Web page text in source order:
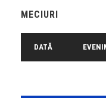
MECIURI
DATĂ